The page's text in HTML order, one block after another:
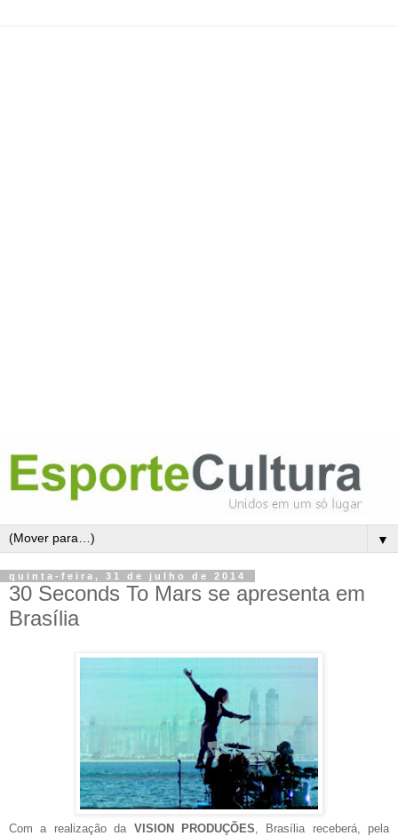
▼
quinta-feira, 31 de julho de 2014
30 Seconds To Mars se apresenta em
Brasília
Com a realização da VISION PRODUÇÕES , Brasília receberá, pela